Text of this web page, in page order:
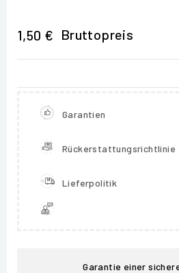
1,50 € Bruttopreis
Garantien
Rückerstattungsrichtlinie
Lieferpolitik
Garantie einer